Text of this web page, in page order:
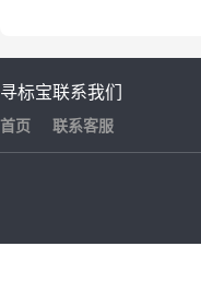
寻标宝
首页
联系我们
联系客服